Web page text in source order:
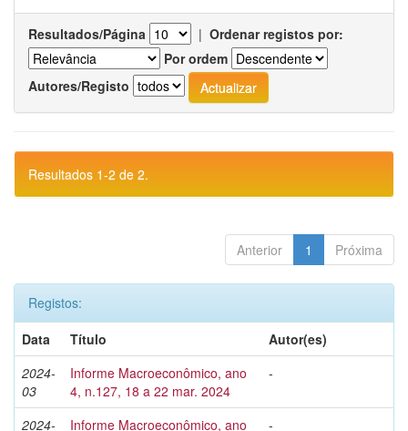
Resultados/Página | Ordenar registos por:
Por ordem
Autores/Registo
Resultados 1-2 de 2.
Anterior 1 Próxima
Registos:
Data
Título
Autor(es)
2024-
03
Informe Macroeconômico, ano
4, n.127, 18 a 22 mar. 2024
-
2024- Informe Macroeconômico, ano -